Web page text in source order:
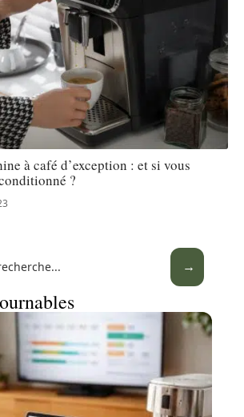
à café d’exception : et si vous
?